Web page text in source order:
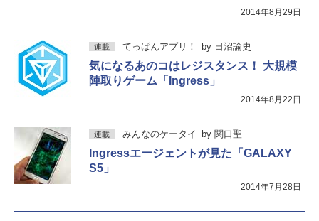
2014年8月29日
連載 てっぱんアプリ！ by 日沼諭史
気になるあのコはレジスタンス！ 大規模
陣取りゲーム「Ingress」
2014年8月22日
連載 みんなのケータイ by 関口聖
Ingressエージェントが見た「GALAXY
S5」
2014年7月28日